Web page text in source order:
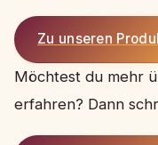
Zu unseren
Möchtest du mehr
erfahren? Dann